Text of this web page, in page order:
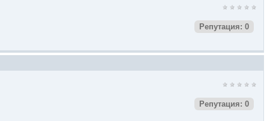
Репутация: 0
Репутация: 0